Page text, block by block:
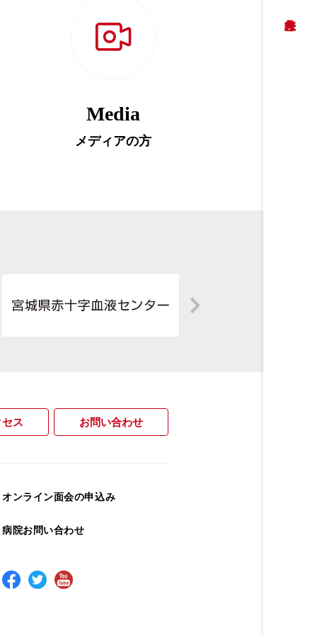
Media
メディアの方
ス お問い合わせ
オンライン面会の申込み
病院お問い合わせ